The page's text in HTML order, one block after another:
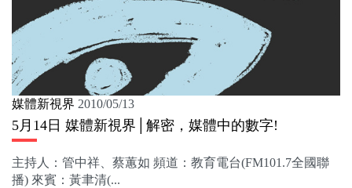
媒體新視界 2010/05/13
5月14日 媒體新視界│解密，媒體中的數字!
主持人：管中祥、蔡蕙如 頻道：教育電台(FM101.7全國聯
播) 來賓：黃聿清(...